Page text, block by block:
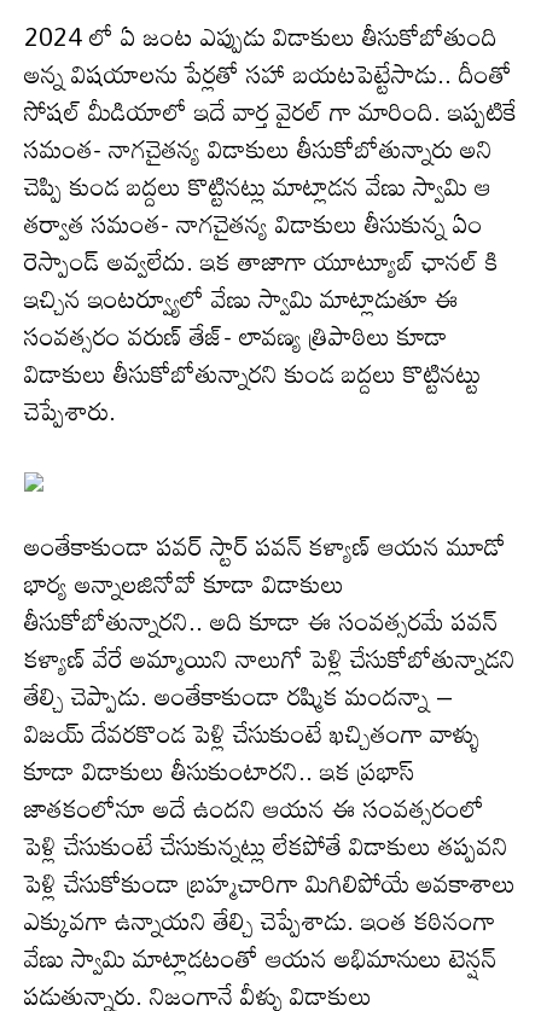
2024 లో ఏ జంట ఎప్పుడు విడాకులు తీసుకోబోతుంది
అన్న విషయాలను పేర్లతో సహా బయటపెట్టేసాడు.. దీంతో
సోషల్ మీడియాలో ఇదే వార్త వైరల్ గా మారింది. ఇప్పటికే
సమంత- నాగచైతన్య విడాకులు తీసుకోబోతున్నారు అని
చెప్పి కుండ బద్దలు కొట్టినట్లు మాట్లాడన వేణు స్వామి ఆ
తర్వాత సమంత- నాగచైతన్య విడాకులు తీసుకున్న ఏం
రెస్పాండ్ అవ్వలేదు. ఇక తాజాగా యూట్యూబ్ ఛానల్ కి
ఇచ్చిన ఇంటర్వ్యూలో వేణు స్వామి మాట్లాడుతూ ఈ
సంవత్సరం వరుణ్ తేజ్- లావణ్య త్రిపాఠిలు కూడా
విడాకులు తీసుకోబోతున్నారని కుండ బద్దలు కొట్టినట్టు
చెప్పేశారు.
అంతేకాకుండా పవర్ స్టార్ పవన్ కళ్యాణ్ ఆయన మూడో
భార్య అన్నాలజినోవో కూడా విడాకులు
తీసుకోబోతున్నారని.. అది కూడా ఈ సంవత్సరమే పవన్
కళ్యాణ్ వేరే అమ్మాయిని నాలుగో పెళ్లి చేసుకోబోతున్నాడని
తేల్చి చెప్పాడు. అంతేకాకుండా రష్మిక మందన్నా –
విజయ్ దేవరకొండ పెళ్లి చేసుకుంటే ఖచ్చితంగా వాళ్ళు
కూడా విడాకులు తీసుకుంటారని.. ఇక ప్రభాస్
జాతకంలోనూ అదే ఉందని ఆయన ఈ సంవత్సరంలో
పెళ్లి చేసుకుంటే చేసుకున్నట్లు లేకపోతే విడాకులు తప్పవని
పెళ్లి చేసుకోకుండా బ్రహ్మచారిగా మిగిలిపోయే అవకాశాలు
ఎక్కువగా ఉన్నాయని తేల్చి చెప్పేశాడు. ఇంత కఠినంగా
వేణు స్వామి మాట్లాడటంతో ఆయన అభిమానులు టెన్షన్
పడుతున్నారు. నిజంగానే వీళ్ళు విడాకులు